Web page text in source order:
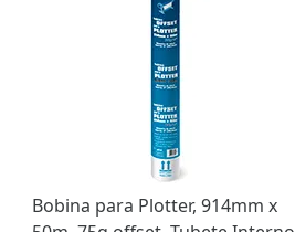
Bobina para Plotter, 914mm x